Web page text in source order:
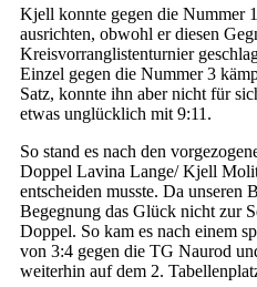
Kjell konnte gegen die Nummer
ausrichten, obwohl er diesen
Kreisvorranglistenturnier
Einzel gegen die Nummer 3
Satz, konnte ihn aber nicht für
etwas unglücklich mit 9:11.
So stand es nach den
Doppel Lavina Lange/ Kjell
entscheiden musste. Da unseren
Begegnung das Glück nicht zur
Doppel. So kam es nach einem
von 3:4 gegen die TG Naurod
weiterhin auf dem 2.